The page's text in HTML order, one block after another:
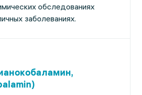
обследованиях
заболеваниях.